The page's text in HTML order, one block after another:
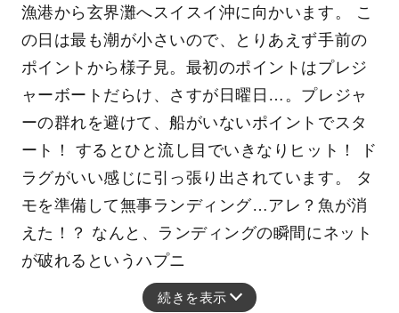
漁港から玄界灘へスイスイ沖に向かいます。 こ
の日は最も潮が小さいので、とりあえず手前の
ポイントから様子見。最初のポイントはプレジ
ャーボートだらけ、さすが日曜日…。プレジャ
ーの群れを避けて、船がいないポイントでスタ
ート！ するとひと流し目でいきなりヒット！ ド
ラグがいい感じに引っ張り出されています。 タ
モを準備して無事ランディング…アレ？魚が消
えた！？ なんと、ランディングの瞬間にネット
が破れるというハプニ
続きを表示